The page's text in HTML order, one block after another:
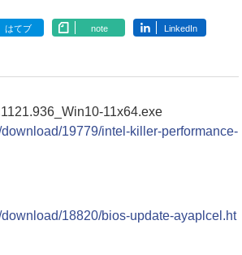
はてブ note LinkedIn
11x64.exe
19779/intel-killer-performance-
18820/bios-update-ayaplcel.ht